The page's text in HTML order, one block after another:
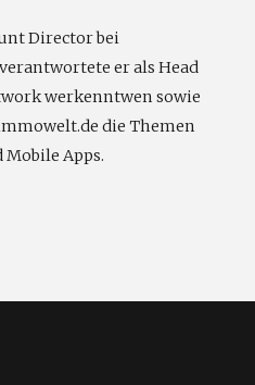
Director bei
er als Head
werkenntwen sowie
die Themen
Mobile Apps.